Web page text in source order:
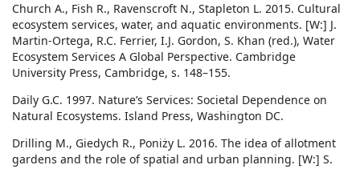
Church A., Fish R., Ravenscroft N., Stapleton L. 2015. Cultural
ecosystem services, water, and aquatic environments. [W:] J.
Martin-Ortega, R.C. Ferrier, I.J. Gordon, S. Khan (red.), Water
Ecosystem Services A Global Perspective. Cambridge
University Press, Cambridge, s. 148–155.
Daily G.C. 1997. Nature’s Services: Societal Dependence on
Natural Ecosystems. Island Press, Washington DC.
Drilling M., Giedych R., Poniży L. 2016. The idea of allotment
gardens and the role of spatial and urban planning. [W:] S.